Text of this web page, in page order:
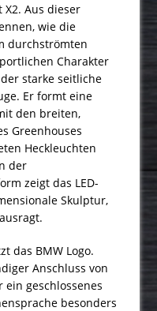
X2. Aus dieser
wie die
durchströmten
Charakter
starke seitliche
Er formt eine
den breiten,
Greenhouses
Heckleuchten
der
zeigt das LED-
Skulptur,
das BMW Logo.
Anschluss von
ein geschlossenes
besonders